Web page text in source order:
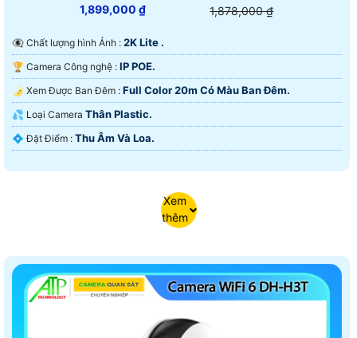
1,899,000 ₫ 1,878,000 ₫
👁️‍🗨 Chất lượng hình Ảnh : 2K Lite .
🏆 Camera Công nghệ : IP POE.
🌛 Xem Được Ban Đêm : Full Color 20m Có Màu Ban Ðêm.
💦 Loại Camera Thân Plastic.
️💠 Đặt Điểm : Thu Âm Và Loa.
Xem
thêm